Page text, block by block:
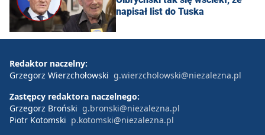
napisał list do Tuska
Redaktor naczelny:
Grzegorz Wierzchołowski g.wierzcholowski@niezalezna.pl
Zastępcy redaktora naczelnego:
Grzegorz Broński g.bronski@niezalezna.pl
Piotr Kotomski p.kotomski@niezalezna.pl